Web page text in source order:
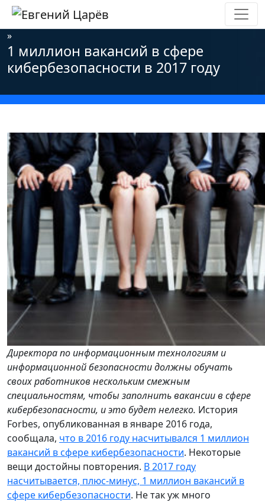
Главная»Новости»Информационная безопасность
»
1 миллион вакансий в сфере
кибербезопасности в 2017 году
Директора по информационным технологиям и
информационной безопасности должны обучать
своих работников нескольким смежным
специальностям, чтобы заполнить вакансии в сфере
кибербезопасности, и это будет нелегко. История
Forbes, опубликованная в январе 2016 года,
сообщала, что в 2016 году насчитывался 1 миллион
вакансий в сфере кибербезопасности. Некоторые
вещи достойны повторения. В 2017 году
насчитывается, плюс-минус, 1 миллион вакансий в
сфере кибербезопасности. Не так уж много